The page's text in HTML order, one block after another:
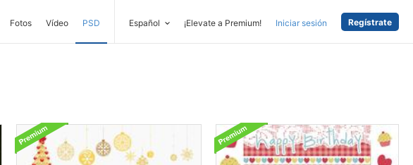
Fotos Vídeo PSD Español ¡Elevate a Premium! Iniciar sesión Regístrate